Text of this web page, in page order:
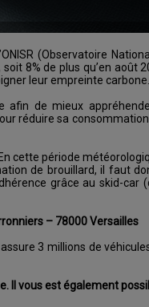
(Observatoire
8% de plus qu’en août
leur empreinte carbone.
afin de mieux
réduire sa
cette période
de brouillard, il faut
grâce au skid-car
– 78000 Versailles
3 millions de
Il vous est également